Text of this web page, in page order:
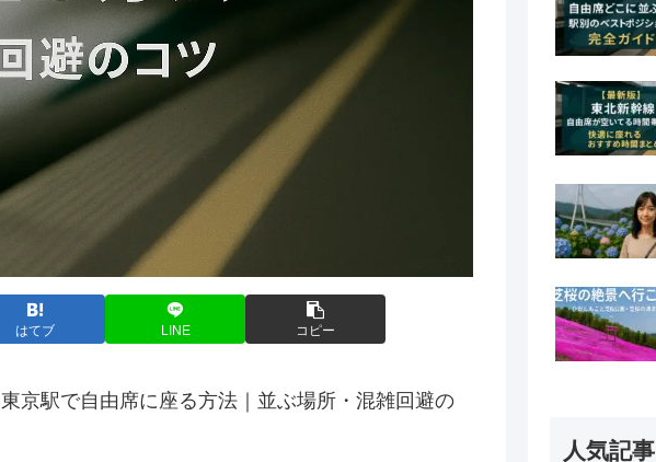
はてブ LINE コピー
東京駅で自由席に座る方法｜並ぶ場所・混雑回避の
人気記事